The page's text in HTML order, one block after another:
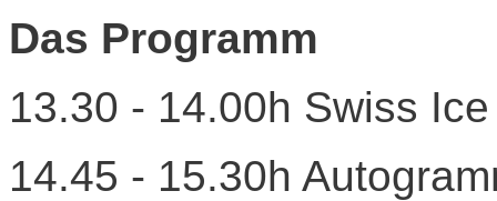
Das Programm
13.30 - 14.00h Swiss
14.45 - 15.30h